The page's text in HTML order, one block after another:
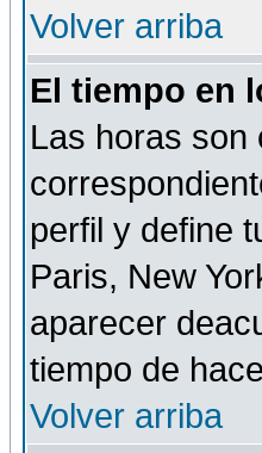
Volver arriba
El tiempo en
Las horas son
perfil y define
Paris, New
aparecer
tiempo de
Volver arriba